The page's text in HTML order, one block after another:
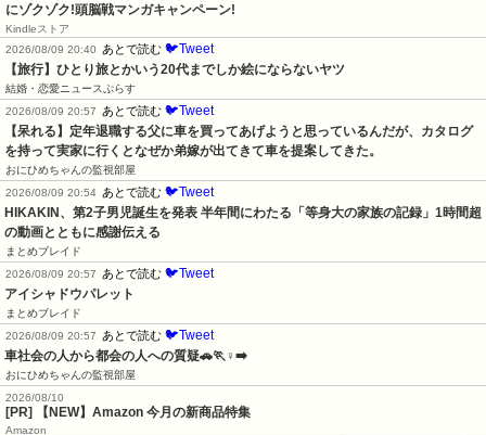
にゾクゾク!頭脳戦マンガキャンペーン!
Kindleストア
2026/08/09 20:40
あとで読む 🐦Tweet
【旅行】ひとり旅とかいう20代までしか絵にならないヤツ
結婚・恋愛ニュースぷらす
2026/08/09 20:57
あとで読む 🐦Tweet
【呆れる】定年退職する父に車を買ってあげようと思っているんだが、カタログ
を持って実家に行くとなぜか弟嫁が出てきて車を提案してきた。
おにひめちゃんの監視部屋
2026/08/09 20:54 あとで読む 🐦Tweet
HIKAKIN、第2子男児誕生を発表 半年間にわたる「等身大の家族の記録」1時間超
の動画とともに感謝伝える
まとめブレイド
2026/08/09 20:57
あとで読む 🐦Tweet
アイシャドウパレット
まとめブレイド
2026/08/09 20:57
あとで読む 🐦Tweet
車社会の人から都会の人への質疑🚗🏃♀️➡️
おにひめちゃんの監視部屋
2026/08/10
[PR] 【NEW】Amazon 今月の新商品特集
Amazon